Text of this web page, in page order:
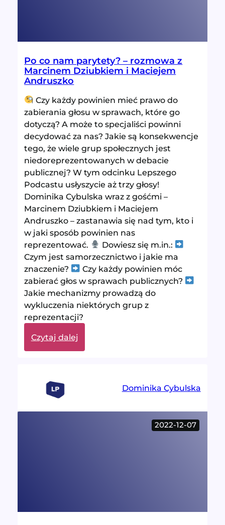
Po co nam parytety? – rozmowa z
Marcinem Dziubkiem i Maciejem
Andruszko
Czy każdy powinien mieć prawo do
zabierania głosu w sprawach, które go
dotyczą? A może to specjaliści powinni
decydować za nas? Jakie są konsekwencje
tego, że wiele grup społecznych jest
niedoreprezentowanych w debacie
publicznej? W tym odcinku Lepszego
Podcastu usłyszycie aż trzy głosy!
Dominika Cybulska wraz z gośćmi –
Marcinem Dziubkiem i Maciejem
Andruszko – zastanawia się nad tym, kto i
w jaki sposób powinien nas
reprezentować.
Dowiesz się m.in.:
Czym jest samorzecznictwo i jakie ma
znaczenie?
Czy każdy powinien móc
zabierać głos w sprawach publicznych?
Jakie mechanizmy prowadzą do
wykluczenia niektórych grup z
reprezentacji?
Czytaj dalej:
Po
Dominika Cybulska
2022-12-07